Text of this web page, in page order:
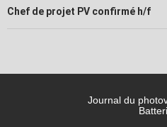
Chef de projet PV confirmé h/f
Journal du